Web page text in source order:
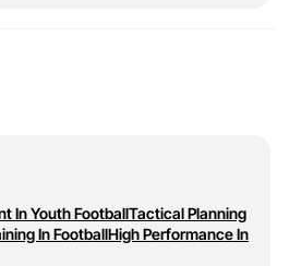
In Youth FootballTactical Planning
In FootballHigh Performance In